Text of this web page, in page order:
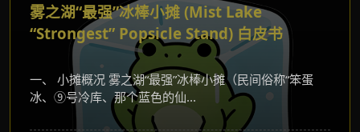
雾之湖“最强”冰棒小摊 (Mist Lake
“Strongest” Popsicle Stand) 白皮书
一、 小摊概况 雾之湖“最强”冰棒小摊（民间俗称“笨蛋
冰、⑨号冷库、那个蓝色的仙...